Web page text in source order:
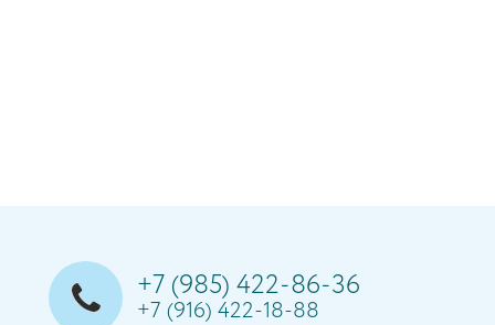
+7 (985) 422-86-36
+7 (916) 422-18-88